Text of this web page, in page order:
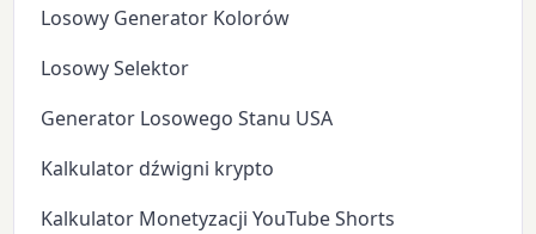
Losowy Generator Kolorów
Losowy Selektor
Generator Losowego Stanu USA
Kalkulator dźwigni krypto
Kalkulator Monetyzacji YouTube Shorts